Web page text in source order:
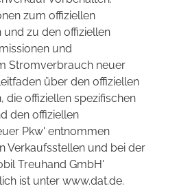
zum offiziellen
zu den offiziellen
und
Stromverbrauch neuer
über den offiziellen
die offiziellen spezifischen
den offiziellen
Pkw' entnommen
Verkaufsstellen und bei der
Treuhand GmbH'
ist unter www.dat.de.